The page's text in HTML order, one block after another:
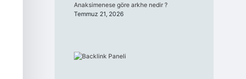
Anaksimenese göre arkhe nedir ?
Temmuz 21, 2026